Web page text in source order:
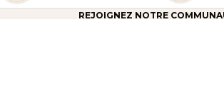
REJOIGNEZ NOTRE